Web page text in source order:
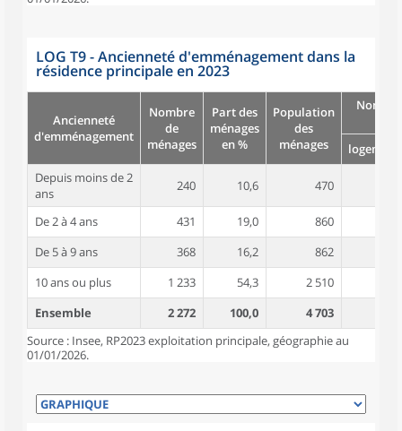
LOG T9 - Ancienneté d'emménagement dans la
résidence principale en 2023
Ancienneté
d'emménagement
Nombre
de
ménages
Part des
ménages
en %
Population
des
ménages
logement
Depuis moins de 2
ans
240 10,6 470
De 2 à 4 ans 431 19,0 860
De 5 à 9 ans
368 16,2 862
10 ans ou plus
1 233 54,3 2 510
Ensemble
2 272 100,0 4 703
Source : Insee, RP2023 exploitation principale, géographie au
01/01/2026.